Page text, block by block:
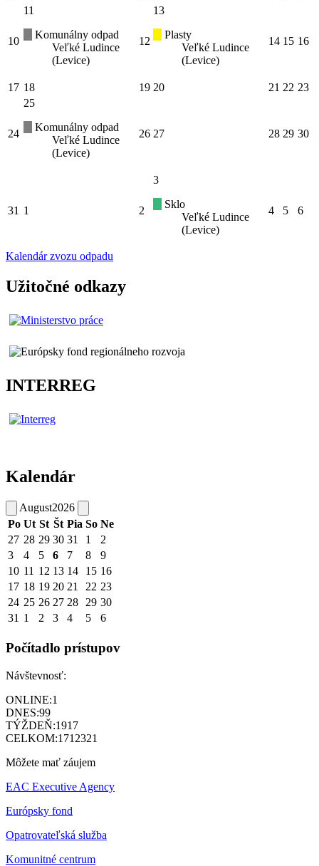
10
11
Komunálny odpad
Veľké Ludince
(Levice)
12
13
Plasty
Veľké Ludince
(Levice)
14 15 16
17 18 19 20 21 22 23
24
25
Komunálny odpad
Veľké Ludince
(Levice)
26 27 28 29 30
31 1 2
3
Sklo
Veľké Ludince
(Levice)
4 5 6
Kalendár zvozu odpadu
Užitočné odkazy
INTERREG
Kalendár
August2026
Po Ut St Št Pia So Ne
27 28 29 30 31 1
2
3
4 5 6 7 8
9
10 11 12 13 14 15 16
17 18 19 20 21 22 23
24 25 26 27 28 29 30
31 1 2 3 4 5 6
Počítadlo prístupov
Návštevnosť:
ONLINE:1
DNES:99
TÝŽDEŇ:1917
CELKOM:1712321
Môžete mať záujem
EAC Executive Agency
Európsky fond
Opatrovateľská služba
Komunitné centrum